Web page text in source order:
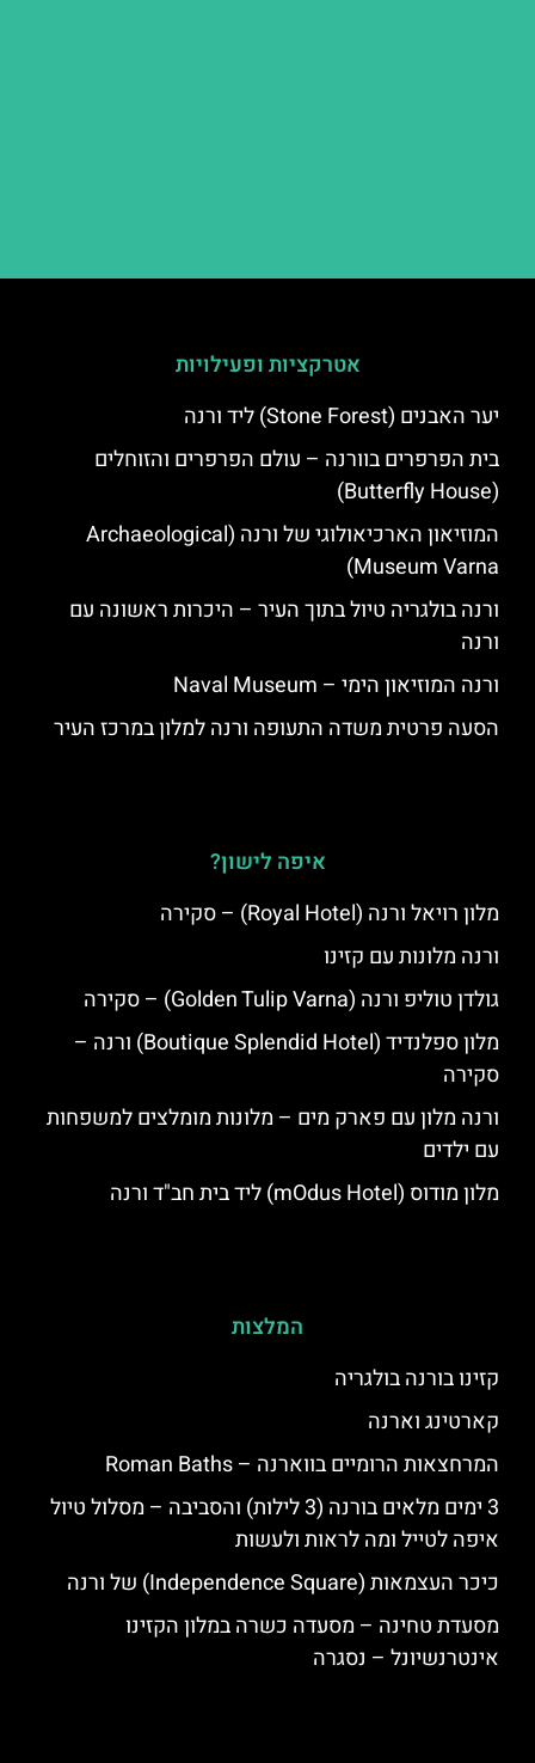
אטרקציות ופעילויות
יער האבנים (Stone Forest) ליד ורנה
בית הפרפרים בוורנה – עולם הפרפרים והזוחלים
(Butterfly House)
המוזיאון הארכיאולוגי של ורנה (Archaeological
Museum Varna)
ורנה בולגריה טיול בתוך העיר – היכרות ראשונה עם
ורנה
ורנה המוזיאון הימי – Naval Museum
הסעה פרטית משדה התעופה ורנה למלון במרכז העיר
איפה לישון?
מלון רויאל ורנה (Royal Hotel) – סקירה
ורנה מלונות עם קזינו
גולדן טוליפ ורנה (Golden Tulip Varna) – סקירה
מלון ספלנדיד (Boutique Splendid Hotel) ורנה –
סקירה
ורנה מלון עם פארק מים – מלונות מומלצים למשפחות
עם ילדים
מלון מודוס (mOdus Hotel) ליד בית חב"ד ורנה
המלצות
קזינו בורנה בולגריה
קארטינג וארנה
המרחצאות הרומיים בווארנה – Roman Baths
3 ימים מלאים בורנה (3 לילות) והסביבה – מסלול טיול
איפה לטייל ומה לראות ולעשות
כיכר העצמאות (Independence Square) של ורנה
מסעדת טחינה – מסעדה כשרה במלון הקזינו
אינטרנשיונל – נסגרה